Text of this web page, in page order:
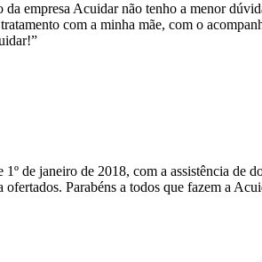
da empresa Acuidar não tenho a menor
com a minha mãe, com o
de janeiro de 2018, com a assistência de
ofertados. Parabéns a todos que fazem a